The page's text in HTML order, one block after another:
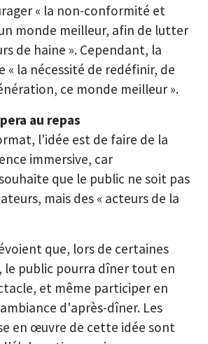
« la non-conformité et
monde meilleur, afin de lutter
de haine ». Cependant, la
« la nécessité de redéfinir, de
ce monde meilleur ».
au repas
l'idée est de faire de la
immersive, car
que le public ne soit pas
mais des « acteurs de la
que, lors de certaines
le public pourra dîner tout en
et même participer en
d'après-dîner. Les
en œuvre de cette idée sont